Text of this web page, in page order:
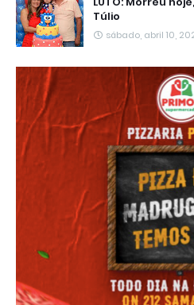
Túlio
sábado, abril 10,